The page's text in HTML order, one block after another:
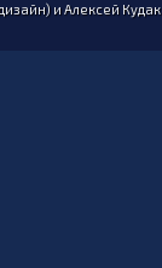
и Алексей